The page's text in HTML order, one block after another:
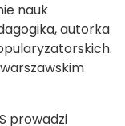
nauk
autorka
prowadzi